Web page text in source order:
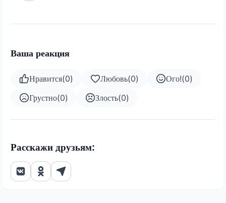
Ваша реакция
Нравится(0) Любовь(0) Ого!(0)
Грустно(0) Злость(0)
Расскажи друзьям: